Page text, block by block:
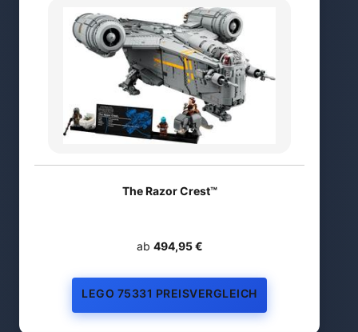
The Razor Crest™
ab 494,95 €
LEGO 75331 PREISVERGLEICH